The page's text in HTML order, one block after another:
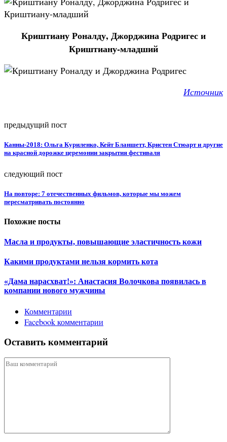
Криштиану Роналду, Джорджина Родригес и
Криштиану-младший
Источник
предыдущий пост
Канны-2018: Ольга Куриленко, Кейт Бланшетт, Кристен Стюарт и другие
на красной дорожке церемонии закрытия фестиваля
следующий пост
На повторе: 7 отечественных фильмов, которые мы можем
пересматривать постоянно
Похожие посты
Масла и продукты, повышающие эластичность кожи
Какими продуктами нельзя кормить кота
«Дама нарасхват!»: Анастасия Волочкова появилась в
компании нового мужчины
Комментарии
Facebook комментарии
Оставить комментарий